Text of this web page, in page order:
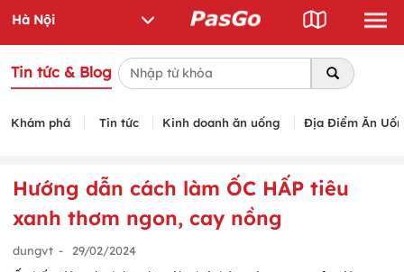
Tin tức & Blog
Khám phá Tin tức Kinh doanh ăn uống Địa Điểm Ăn
Hướng dẫn cách làm ỐC HẤP tiêu
xanh thơm ngon, cay nồng
dungvt - 29/02/2024